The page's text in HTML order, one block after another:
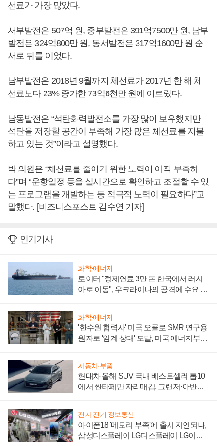
선료가 가장 많았다.
서부발전은 507억 원, 중부발전은 391억7500만 원, 남부
발전은 324억800만 원, 동서발전은 317억1600만 원 순
서로 뒤를 이었다.
남부발전은 2018년 9월까지 체선료가 2017년 한 해 체
선료보다 23% 증가한 73억6천만 원에 이르렀다.
남동발전은 “석탄화력발전소를 가장 많이 보유했지만
석탄을 저장할 공간이 부족해 가장 많은 체선료를 지불
하고 있는 것”이라고 설명했다.
박 의원은 “체선료를 줄이기 위한 노력이 아직 부족하
다”며 “운항일정 등을 실시간으로 확인하고 조절할 수 있
는 프로그램을 개발하는 등 적극적 노력이 필요하다”고
말했다. [비즈니스포스트 김수연 기자]
인기기사
화학·에너지
로이터 "정제연료 3만 톤 한국에서 러시
아로 이동", 우크라이나의 공격에 수요 늘
화학·에너지
'한수원 협력사' 미국 오클로 SMR 연구용
원자로 '임계 상태' 도달, 미국 에너지부
자동차·부품
현대차 올해 SUV 국내 베스트셀러 톱10
에서 싼타페만 자리매김, 그랜저·아반떼
전자·전기·정보통신
아이폰18 '메모리 부족'에 출시 지연되나,
삼성디스플레이 LG디스플레이 LG이노